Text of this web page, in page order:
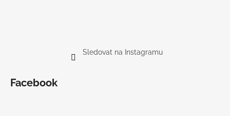
Sledovat na Instagramu
Facebook